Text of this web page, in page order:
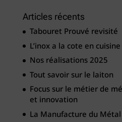
Articles récents
Tabouret Prouvé revisité
L’inox a la cote en cuisine
Nos réalisations 2025
Tout savoir sur le laiton
Focus sur le métier de
et innovation
La Manufacture du